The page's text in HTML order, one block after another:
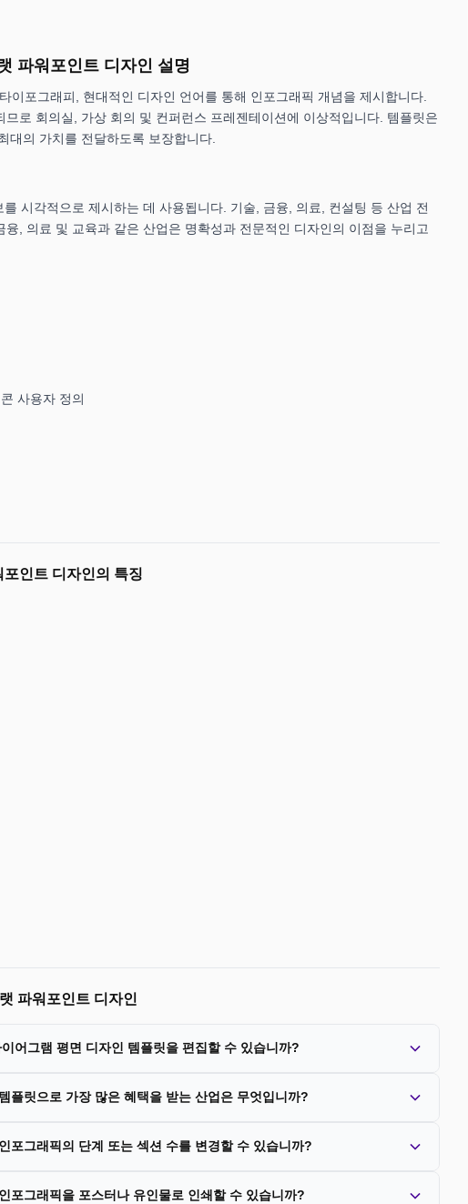
파워포인트 디자인 설명
포그래피, 현대적인 디자인 언어를 통해 인포그래픽 개념을 제시합니다.
로 회의실, 가상 회의 및 컨퍼런스 프레젠테이션에 이상적입니다. 템플릿은
대의 가치를 전달하도록 보장합니다.
시각적으로 제시하는 데 사용됩니다. 기술, 금융, 의료, 컨설팅 등 산업 전
, 의료 및 교육과 같은 산업은 명확성과 전문적인 디자인의 이점을 누리고
사용자 정의
인트 디자인의 특징
파워포인트 디자인
어그램 평면 디자인 템플릿을 편집할 수 있습니까?
플릿으로 가장 많은 혜택을 받는 산업은 무엇입니까?
포그래픽의 단계 또는 섹션 수를 변경할 수 있습니까?
포그래픽을 포스터나 유인물로 인쇄할 수 있습니까?